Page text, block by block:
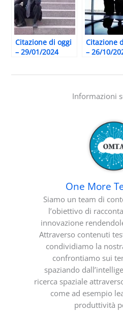
Citazione di oggi
– 29/01/2024
Citazione
– 26/10/
Informazioni
One More
Siamo un team di
l’obiettivo di
innovazione
Attraverso contenuti
condividiamo la
confrontiamo sui
spaziando
ricerca spaziale
come ad esempio
produttività